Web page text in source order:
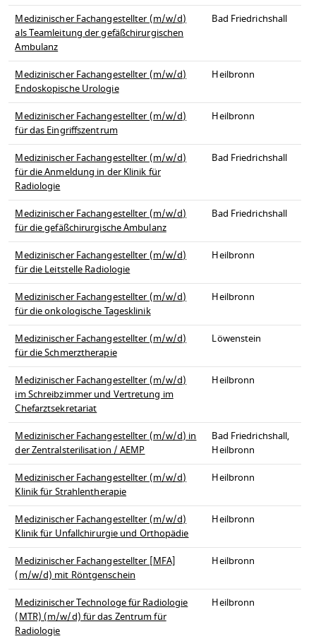
Medizinischer Fachangestellter (m/w/d)
als Teamleitung der gefäßchirurgischen
Ambulanz
Bad Friedrichshall
Medizinischer Fachangestellter (m/w/d)
Endoskopische Urologie
Heilbronn
Medizinischer Fachangestellter (m/w/d)
für das Eingriffszentrum
Heilbronn
Medizinischer Fachangestellter (m/w/d)
für die Anmeldung in der Klinik für
Radiologie
Bad Friedrichshall
Medizinischer Fachangestellter (m/w/d)
für die gefäßchirurgische Ambulanz
Bad Friedrichshall
Medizinischer Fachangestellter (m/w/d)
für die Leitstelle Radiologie
Heilbronn
Medizinischer Fachangestellter (m/w/d)
für die onkologische Tagesklinik
Heilbronn
Medizinischer Fachangestellter (m/w/d)
für die Schmerztherapie
Löwenstein
Medizinischer Fachangestellter (m/w/d)
im Schreibzimmer und Vertretung im
Chefarztsekretariat
Heilbronn
Medizinischer Fachangestellter (m/w/d) in
der Zentralsterilisation / AEMP
Bad Friedrichshall,
Heilbronn
Medizinischer Fachangestellter (m/w/d)
Klinik für Strahlentherapie
Heilbronn
Medizinischer Fachangestellter (m/w/d)
Klinik für Unfallchirurgie und Orthopädie
Heilbronn
Medizinischer Fachangestellter [MFA]
(m/w/d) mit Röntgenschein
Heilbronn
Medizinischer Technologe für Radiologie
(MTR) (m/w/d) für das Zentrum für
Radiologie
Heilbronn